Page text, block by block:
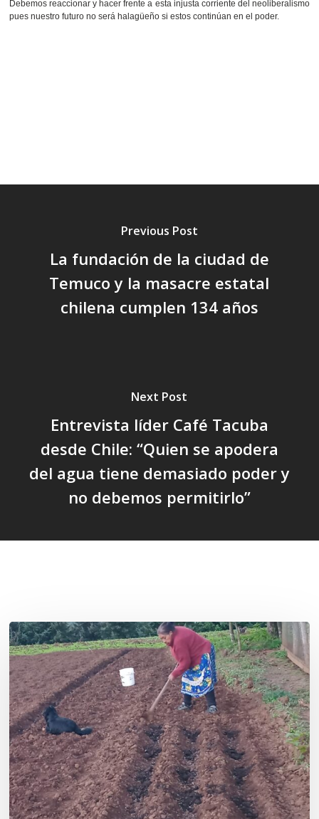
Debemos reaccionar y hacer frente a esta injusta corriente del neoliberalismo
pues nuestro futuro no será halagüeño si estos continúan en el poder.
Previous Post
La fundación de la ciudad de
Temuco y la masacre estatal
chilena cumplen 134 años
Next Post
Entrevista líder Café Tacuba
desde Chile: “Quien se apodera
del agua tiene demasiado poder y
no debemos permitirlo”
«La
privatización
de
las
semillas
constituye
una
violación